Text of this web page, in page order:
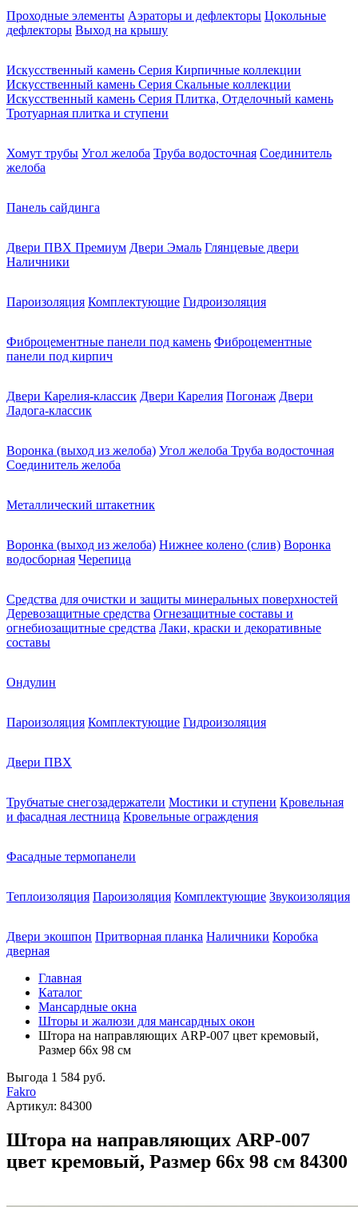
Проходные элементы Аэраторы и дефлекторы Цокольные
дефлекторы Выход на крышу
Искусственный камень Серия Кирпичные коллекции
Искусственный камень Серия Скальные коллекции
Искусственный камень Серия Плитка, Отделочный камень
Тротуарная плитка и ступени
Хомут трубы Угол желоба Труба водосточная Соединитель
желоба
Панель сайдинга
Двери ПВХ Премиум Двери Эмаль Глянцевые двери
Наличники
Пароизоляция Комплектующие Гидроизоляция
Фиброцементные панели под камень Фиброцементные
панели под кирпич
Двери Карелия-классик Двери Карелия Погонаж Двери
Ладога-классик
Воронка (выход из желоба) Угол желоба Труба водосточная
Соединитель желоба
Металлический штакетник
Воронка (выход из желоба) Нижнее колено (слив) Воронка
водосборная Черепица
Средства для очистки и защиты минеральных поверхностей
Деревозащитные средства Огнезащитные составы и
огнебиозащитные средства Лаки, краски и декоративные
составы
Ондулин
Пароизоляция Комплектующие Гидроизоляция
Двери ПВХ
Трубчатые снегозадержатели Мостики и ступени Кровельная
и фасадная лестница Кровельные ограждения
Фасадные термопанели
Теплоизоляция Пароизоляция Комплектующие Звукоизоляция
Двери экошпон Притворная планка Наличники Коробка
дверная
Главная
Каталог
Мансардные окна
Шторы и жалюзи для мансардных окон
Штора на направляющих ARP-007 цвет кремовый,
Размер 66х 98 см
Выгода 1 584 руб.
Fakro
Артикул: 84300
Штора на направляющих ARP-007
цвет кремовый, Размер 66х 98 см 84300